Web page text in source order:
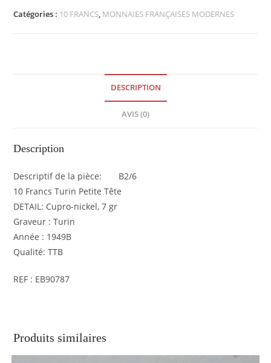
Francs
Catégories : 10 FRANCS, MONNAIES FRANÇAISES MODERNES
DESCRIPTION
AVIS (0)
Description
Descriptif de la pièce: B2/6
10 Francs Turin Petite Tête
DETAIL: Cupro-nickel, 7 gr
Graveur : Turin
Année : 1949B
Qualité: TTB
REF : EB90787
Produits similaires